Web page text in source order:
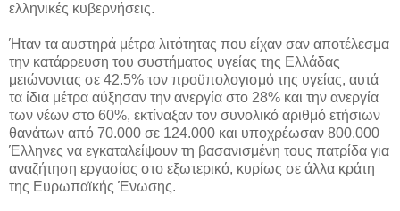
ελληνικές κυβερνήσεις.
Ήταν τα αυστηρά μέτρα λιτότητας που είχαν σαν αποτέλεσμα
την κατάρρευση του συστήματος υγείας της Ελλάδας
μειώνοντας σε 42.5% τον προϋπολογισμό της υγείας, αυτά
τα ίδια μέτρα αύξησαν την ανεργία στο 28% και την ανεργία
των νέων στο 60%, εκτίναξαν τον συνολικό αριθμό ετήσιων
θανάτων από 70.000 σε 124.000 και υποχρέωσαν 800.000
Έλληνες να εγκαταλείψουν τη βασανισμένη τους πατρίδα για
αναζήτηση εργασίας στο εξωτερικό, κυρίως σε άλλα κράτη
της Ευρωπαϊκής Ένωσης.